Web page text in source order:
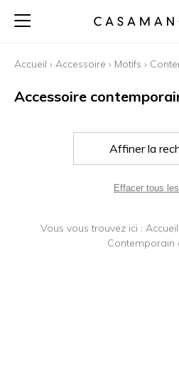
Accueil › Accessoire › Motifs ›
Accessoire
Affiner la
Effacer tous
Vous vous trouvez ici : Accueil
Contemporain